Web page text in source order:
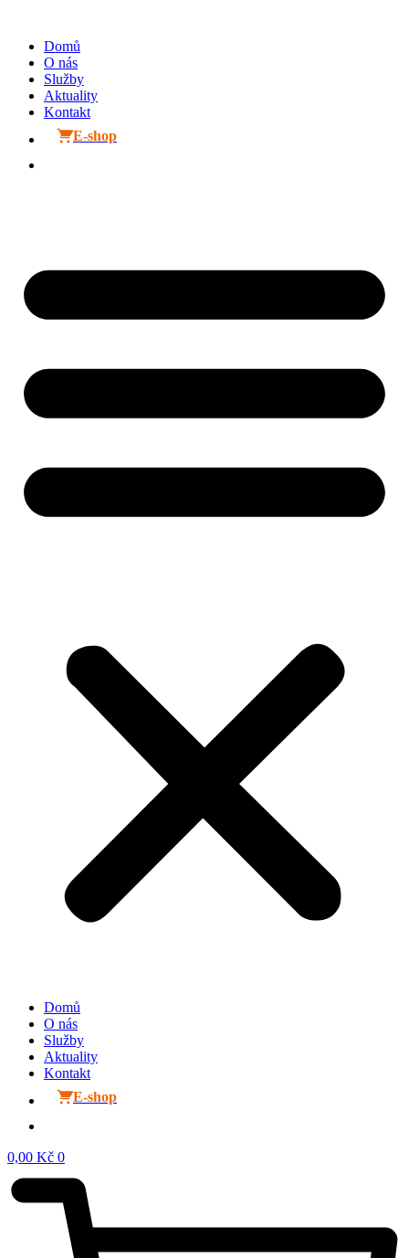
obsahuDomů
O nás
Služby
Aktuality
Kontakt
E-shop
Domů
O nás
Služby
Aktuality
Kontakt
E-shop
0,00 Kč 0